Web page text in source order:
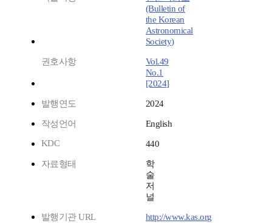
(Bulletin of
the Korean
Astronomical
Society)
권호사항
Vol.49
No.1
[2024]
발행연도 2024
작성언어
English
KDC
440
자료형태
학
술
저
널
발행기관 URL http://www.kas.org